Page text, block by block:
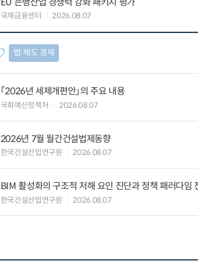
국제금융센터 2026.08.07
법∙제도 경제
「2026년 세제개편안」의 주요 내용
국회예산정책처 2026.08.07
2026년 7월 월간건설법제동향
한국건설산업연구원 2026.08.07
BIM 활성화의 구조적 저해 요인 진단과 정책 패러다임
한국건설산업연구원 2026.08.07